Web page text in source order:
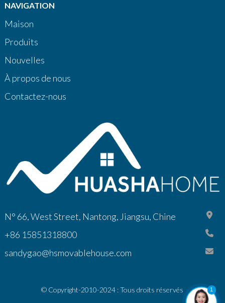
NAVIGATION
Maison
Produits
Nouvelles
À propos de nous
Contactez-nous
N° 66, West Street, Nantong, Jiangsu, Chine
+86 15851318800
sandygao@hsmovablehouse.com
© Copyright-2010-2024 : Tous droits réservés 1